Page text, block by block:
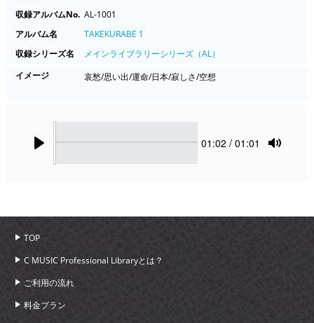
収録アルバムNo. AL-1001
アルバム名
TAKEKURABE 1
収録シリーズ名
メインライブラリーシリーズ（AL）
イメージ
哀愁/思い出/運命/日本/寂しさ/空想
Current
01:02 / 01:01
TOP
C MUSIC Professional Libraryとは？
ご利用の流れ
料金プラン